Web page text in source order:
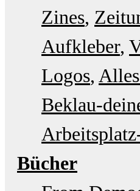
Zines
Aufkleber
Logos
Beklau-
Bücher